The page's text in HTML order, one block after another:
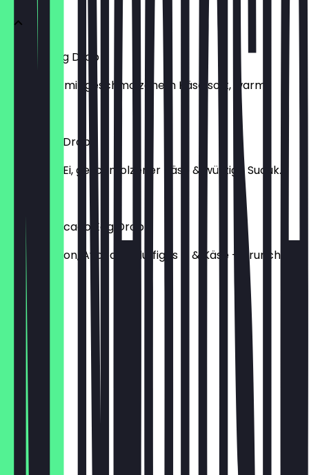
Cheesy Egg Drop
Fluffiges Ei mit geschmolzenem Käse soft, warm
Sucuk Egg Drop
Flaumiges Ei, geschmolzener Käse & würzige Sucuk.
Bacon Avocado Egg Drop
Crispy Bacon, Avocado, fluffiges Ei & Käse – brunch
goals.
€ 14,70